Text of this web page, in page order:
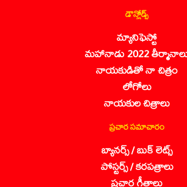
డౌన్లోడ్స్
మ్యానిఫెస్టో
మహానాడు 2022
నాయకుడితో నా చిత్రం
లోగోలు
నాయకుల చిత్రాలు
ప్రచార సమాచారం
బ్యానర్స్ / బుక్ లెట్స్
పోస్టర్స్ / కరపత్రాలు
ప్రచార గీతాలు